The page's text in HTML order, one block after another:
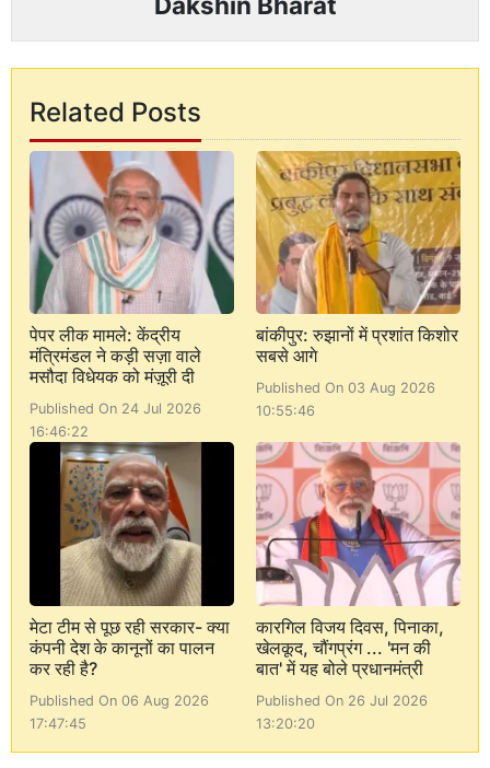
Related Posts
पेपर लीक मामले: केंद्रीय
मंत्रिमंडल ने कड़ी सज़ा वाले
मसौदा विधेयक को मंज़ूरी दी
Published On 24 Jul 2026
16:46:22
बांकीपुर: रुझानों में प्रशांत किशोर
सबसे आगे
Published On 03 Aug 2026
10:55:46
मेटा टीम से पूछ रही सरकार- क्या
कंपनी देश के कानूनों का पालन
कर रही है?
Published On 06 Aug 2026
17:47:45
कारगिल विजय दिवस, पिनाका,
खेलकूद, चौंगप्रंग ... 'मन की
बात' में यह बोले प्रधानमंत्री
Published On 26 Jul 2026
13:20:20